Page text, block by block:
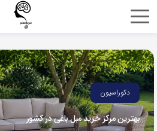
اشتراک
با
استفاده
از
روش‌های
دکوراسیون
بهترین مرکز خرید مبل باغی در کشور